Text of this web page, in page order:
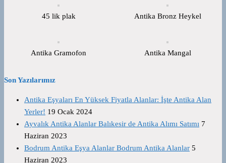
45 lik plak Antika Bronz Heykel
Antika Gramofon Antika Mangal
Son Yazılarımız
Antika Eşyaları En Yüksek Fiyatla Alanlar: İşte Antika Alan
Yerler! 19 Ocak 2024
Ayvalık Antika Alanlar Balıkesir de Antika Alımı Satımı 7
Haziran 2023
Bodrum Antika Eşya Alanlar Bodrum Antika Alanlar 5
Haziran 2023